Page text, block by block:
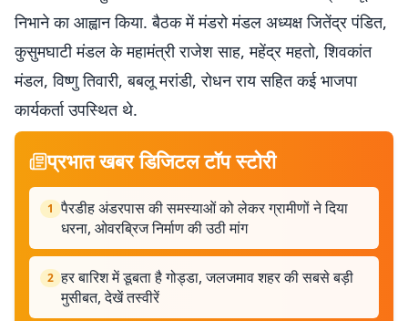
निभाने का आह्वान किया. बैठक में मंडरो मंडल अध्यक्ष जितेंद्र पंडित,
कुसुमघाटी मंडल के महामंत्री राजेश साह, महेंद्र महतो, शिवकांत
मंडल, विष्णु तिवारी, बबलू मरांडी, रोधन राय सहित कई भाजपा
कार्यकर्ता उपस्थित थे.
प्रभात खबर डिजिटल टॉप स्टोरी
1 पैरडीह अंडरपास की समस्याओं को लेकर ग्रामीणों ने दिया
धरना, ओवरब्रिज निर्माण की उठी मांग
2 हर बारिश में डूबता है गोड्डा, जलजमाव शहर की सबसे बड़ी
मुसीबत, देखें तस्वीरें